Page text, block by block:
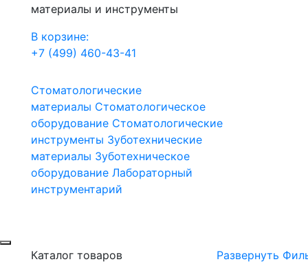
материалы и инструменты
В корзине:
+7 (499) 460-43-41
Стоматологические
материалы Стоматологическое
оборудование Стоматологические
инструменты Зуботехнические
материалы Зуботехническое
оборудование Лабораторный
инструментарий
Каталог товаров
Развернуть